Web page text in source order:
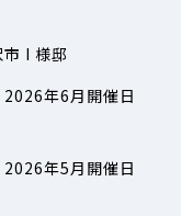
市 I 様邸
2026年6月開催日
2026年5月開催日